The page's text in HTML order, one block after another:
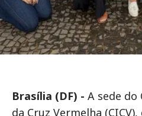
Brasília (DF) - A sede
da Cruz Vermelha